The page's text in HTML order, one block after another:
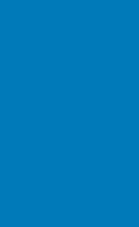
用热合焊机进行焊接。
0.6米，将第二幅铺摊在
使用比较干净的毛巾将
，土工膜焊接需要搭接
理干净，保证膜面的干
使用双缝热合焊机进行